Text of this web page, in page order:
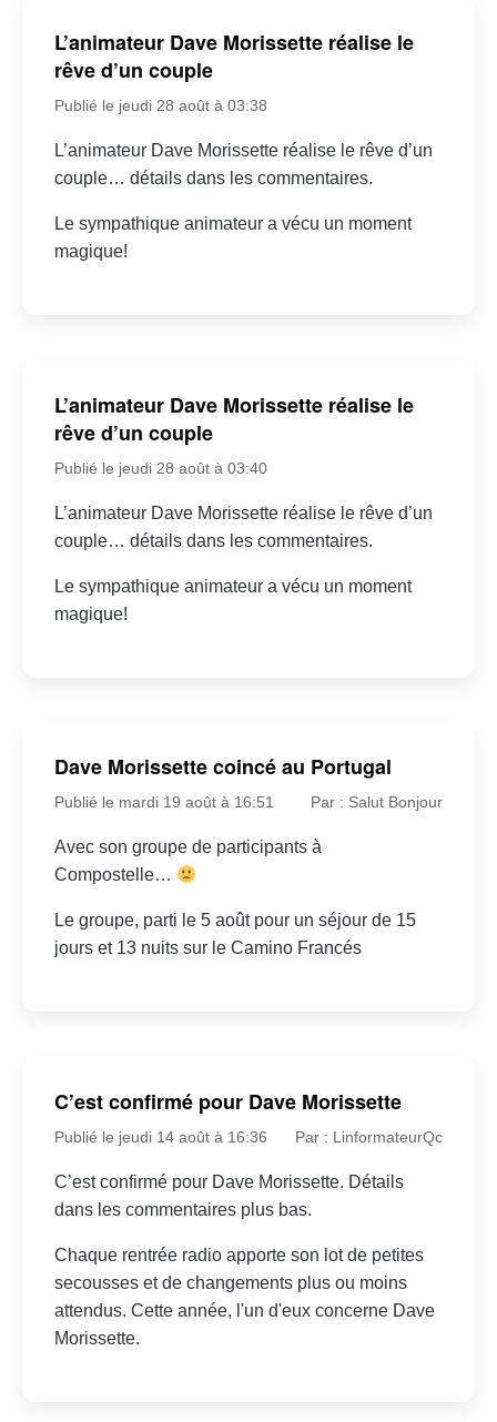
L’animateur Dave Morissette réalise le
rêve d’un couple
Publié le jeudi 28 août à 03:38
L’animateur Dave Morissette réalise le rêve d’un
couple… détails dans les commentaires.
Le sympathique animateur a vécu un moment
magique!
L’animateur Dave Morissette réalise le
rêve d’un couple
Publié le jeudi 28 août à 03:40
L’animateur Dave Morissette réalise le rêve d’un
couple… détails dans les commentaires.
Le sympathique animateur a vécu un moment
magique!
Dave Morissette coincé au Portugal
Publié le mardi 19 août à 16:51 Par : Salut Bonjour
Avec son groupe de participants à
Compostelle…
Le groupe, parti le 5 août pour un séjour de 15
jours et 13 nuits sur le Camino Francés
C’est confirmé pour Dave Morissette
Publié le jeudi 14 août à 16:36 Par : LinformateurQc
C’est confirmé pour Dave Morissette. Détails
dans les commentaires plus bas.
Chaque rentrée radio apporte son lot de petites
secousses et de changements plus ou moins
attendus. Cette année, l'un d'eux concerne Dave
Morissette.